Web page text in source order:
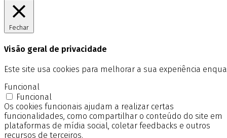
Fechar
Visão geral de privacidade
Este site usa cookies para melhorar a sua experiência
Funcional
Funcional
Os cookies funcionais ajudam a realizar certas
funcionalidades, como compartilhar o conteúdo do site em
plataformas de mídia social, coletar feedbacks e outros
recursos de terceiros.